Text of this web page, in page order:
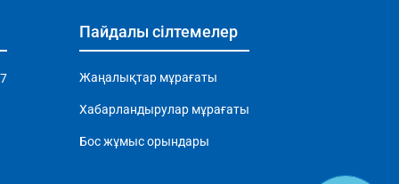
Пайдалы сілтемелер
Жаңалықтар мұрағаты
Хабарландырулар мұрағаты
Бос жұмыс орындары